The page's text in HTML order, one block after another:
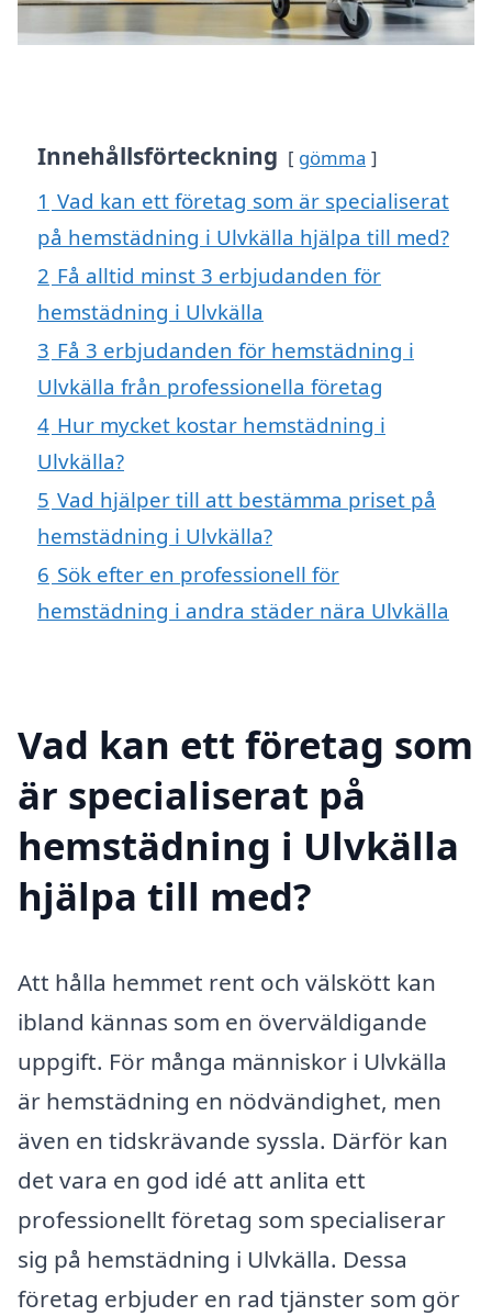
Innehållsförteckning gömma
1 Vad kan ett företag som är specialiserat
på hemstädning i Ulvkälla hjälpa till med?
2 Få alltid minst 3 erbjudanden för
hemstädning i Ulvkälla
3 Få 3 erbjudanden för hemstädning i
Ulvkälla från professionella företag
4 Hur mycket kostar hemstädning i
Ulvkälla?
5 Vad hjälper till att bestämma priset på
hemstädning i Ulvkälla?
6 Sök efter en professionell för
hemstädning i andra städer nära Ulvkälla
Vad kan ett företag som
är specialiserat på
hemstädning i Ulvkälla
hjälpa till med?
Att hålla hemmet rent och välskött kan
ibland kännas som en överväldigande
uppgift. För många människor i Ulvkälla
är hemstädning en nödvändighet, men
även en tidskrävande syssla. Därför kan
det vara en god idé att anlita ett
professionellt företag som specialiserar
sig på hemstädning i Ulvkälla. Dessa
företag erbjuder en rad tjänster som gör